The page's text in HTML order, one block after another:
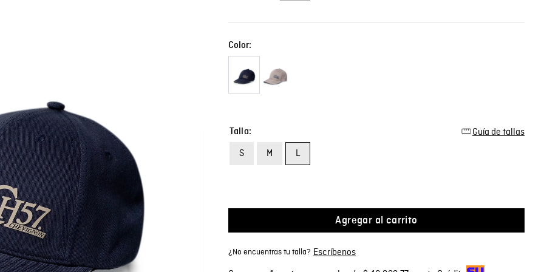
Color:
Guía de tallas
Talla
S M L
Agregar al carrito
¿No encuentras tu talla? Escríbenos